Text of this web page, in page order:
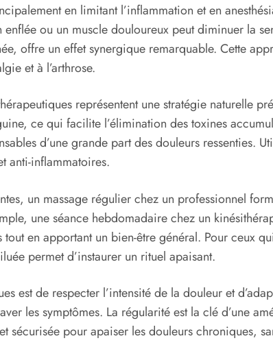
en limitant l’inflammation et en
ou un muscle douloureux peut diminuer la
offre un effet synergique remarquable. Cette
et à l’arthrose.
représentent une stratégie
ce qui facilite l’élimination des toxines
d’une grande part des douleurs
anti-inflammatoires.
un massage régulier chez un professionnel
une séance hebdomadaire chez un
en apportant un bien-être général. Pour ceux
permet d’instaurer un rituel apaisant.
est de respecter l’intensité de la douleur et
les symptômes. La régularité est la clé d’une
sécurisée pour apaiser les douleurs chroniques,